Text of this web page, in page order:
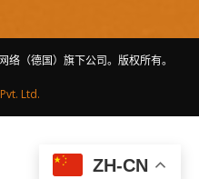
（德国）旗下公司。版权所有。
Ltd.
ZH-CN